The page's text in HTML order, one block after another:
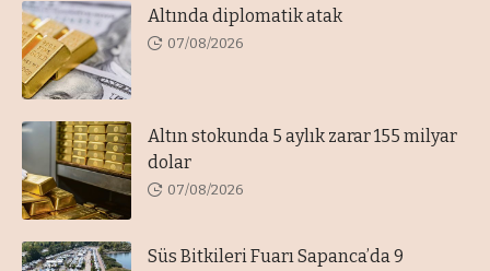
Altında diplomatik atak
07/08/2026
Altın stokunda 5 aylık zarar 155 milyar
dolar
07/08/2026
Süs Bitkileri Fuarı Sapanca’da 9